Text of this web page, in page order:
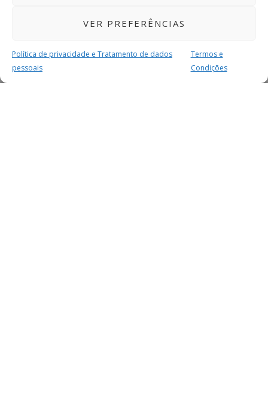
VER PREFERÊNCIAS
Política de privacidade e Tratamento de dados
pessoais
Termos e
Condições